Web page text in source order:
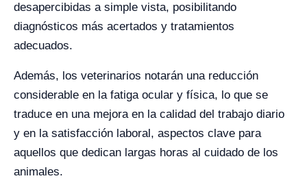
desapercibidas a simple vista, posibilitando
diagnósticos más acertados y tratamientos
adecuados.
Además, los veterinarios notarán una reducción
considerable en la fatiga ocular y física, lo que se
traduce en una mejora en la calidad del trabajo diario
y en la satisfacción laboral, aspectos clave para
aquellos que dedican largas horas al cuidado de los
animales.